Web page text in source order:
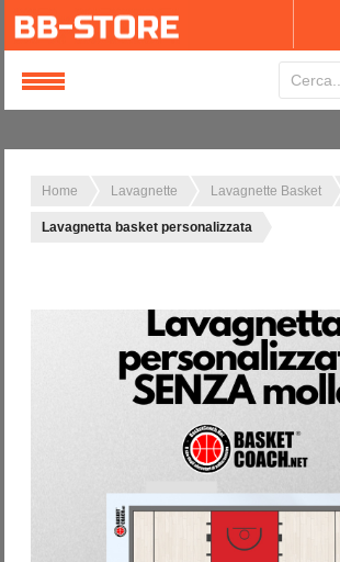
Home Lavagnette Lavagnette Basket
Lavagnetta basket personalizzata
Login
Ricordami
Password dimenticata?
Nome utente dimenticato?